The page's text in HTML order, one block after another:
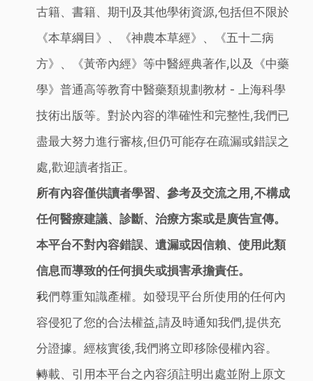
古籍、書籍、期刊及其他學術資源,包括但不限於
《本草綱目》、《神農本草經》、《五十二病
方》、《黃帝內經》等中醫經典著作,以及《中藥
學》普通高等教育中醫藥類規劃教材 - 上海科學
技術出版等。對於內容的準確性和完整性,我們已
盡最大努力進行審核,但仍可能存在疏漏或錯誤之
處,歡迎讀者指正。
所有內容僅供讀者學習、參考及交流之用,不構成
任何醫療建議、診斷、治療方案或是廣告宣傳。
本平台不對內容錯誤、遺漏或因信賴、使用此類
信息而導致的任何損失或損害承擔責任。
我們尊重知識產權。如發現平台所使用的任何內
容侵犯了您的合法權益,請及時通知我們,提供充
分證據。經核實後,我們將立即移除侵權內容。
轉載、引用本平台之內容須註明出處並附上原文